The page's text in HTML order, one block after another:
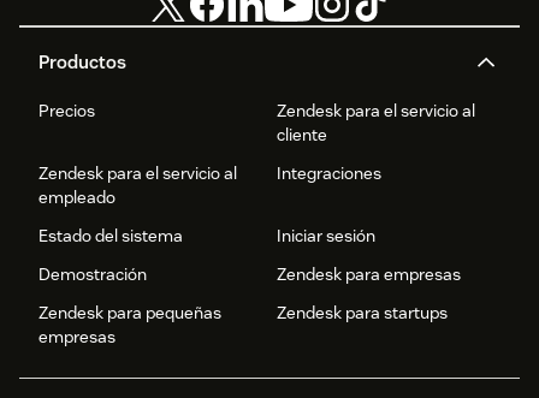
Productos
Precios
Zendesk para el servicio al
cliente
Zendesk para el servicio al
empleado
Integraciones
Estado del sistema
Iniciar sesión
Demostración
Zendesk para empresas
Zendesk para pequeñas
empresas
Zendesk para startups